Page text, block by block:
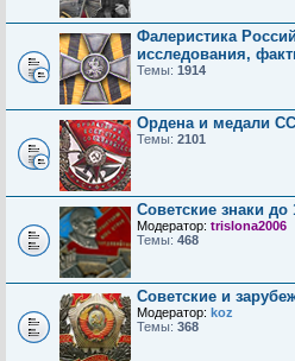
Фалеристика
исследования,
Темы: 1914
Ордена и медали
Темы: 2101
Советские знаки до
Модератор: trislona2006
Темы: 468
Советские и
Модератор: koz
Темы: 368